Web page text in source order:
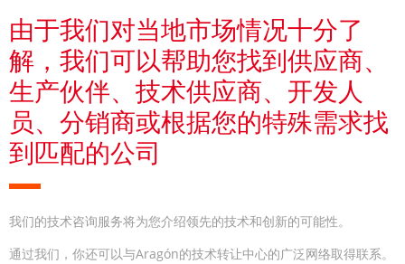
由于我们对当地市场情况十分了
解，我们可以帮助您找到供应商、
生产伙伴、技术供应商、开发人
员、分销商或根据您的特殊需求找
到匹配的公司
我们的技术咨询服务将为您介绍领先的技术和创新的可能性。
通过我们，你还可以与Aragón的技术转让中心的广泛网络取得联系。